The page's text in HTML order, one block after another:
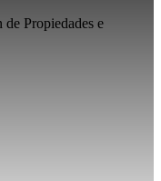
Propiedades e